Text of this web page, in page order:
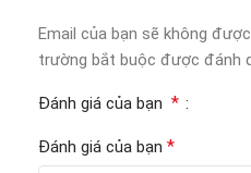
Email của bạn sẽ không
trường bắt buộc được đánh
Đánh giá của bạn *
Đánh giá của bạn *